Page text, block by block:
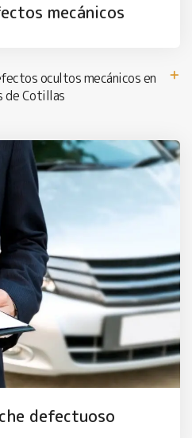
mecánicos
ocultos mecánicos en
de Cotillas
defectuoso